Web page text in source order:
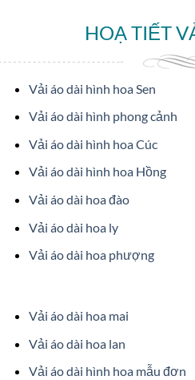
HOẠ TIẾT
Vải áo dài hình hoa Sen
Vải áo dài hình phong cảnh
Vải áo dài hình hoa Cúc
Vải áo dài hình hoa Hồng
Vải áo dài hoa đào
Vải áo dài hoa ly
Vải áo dài hoa phượng
Vải áo dài hoa mai
Vải áo dài hoa lan
Vải áo dài hình hoa mẫu đơn